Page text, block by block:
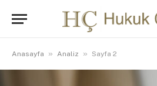
Anasayfa » Analiz » Sayfa 2